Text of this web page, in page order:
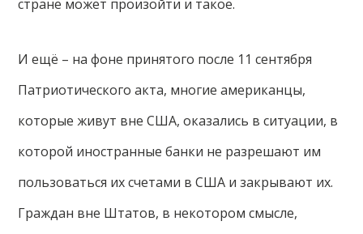
стране может произойти и такое.
И ещё – на фоне принятого после 11 сентября
Патриотического акта, многие американцы,
которые живут вне США, оказались в ситуации, в
которой иностранные банки не разрешают им
пользоваться их счетами в США и закрывают их.
Граждан вне Штатов, в некотором смысле,